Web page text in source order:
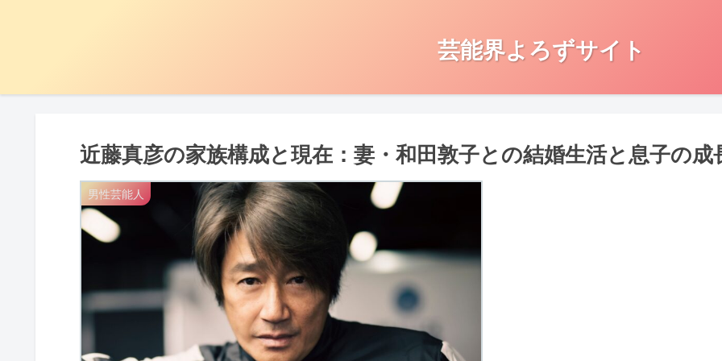
芸能界よろずサイト
近藤真彦の家族構成と現在：妻・和田敦子との結婚生活と息子の成
男性芸能人